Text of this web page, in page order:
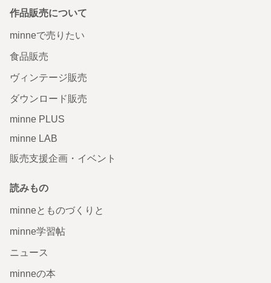
作品販売について
minneで売りたい
食品販売
ヴィンテージ販売
ダウンロード販売
minne PLUS
minne LAB
販売支援企画・イベント
読みもの
minneとものづくりと
minne学習帖
ニュース
minneの本